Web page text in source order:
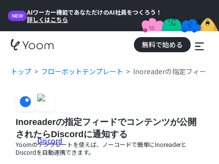
NEW
AIワーカー機能であなただけのAI社員をつくろう！
詳しくはこちら
無料で始める
トップ フローボットテンプレート Inoreaderの指定フィード
Inoreaderの指定フィードでコンテンツが公開
されたらDiscordに通知する
Yoomのテンプレートを使えば、ノーコードで簡単にInoreaderと
Discordを自動連携できます。